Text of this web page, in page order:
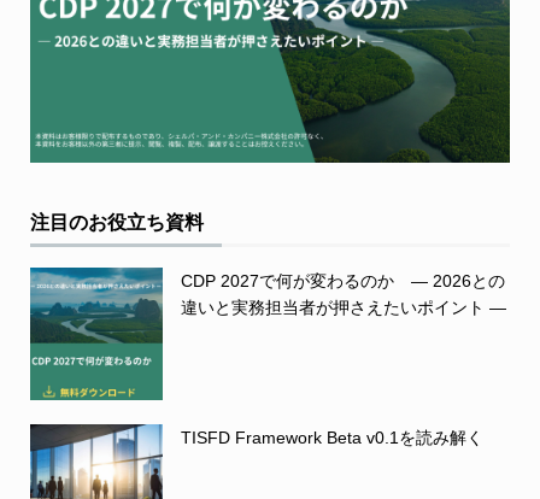
注目のお役立ち資料
CDP 2027で何が変わるのか ― 2026との
違いと実務担当者が押さえたいポイント ―
TISFD Framework Beta v0.1を読み解く